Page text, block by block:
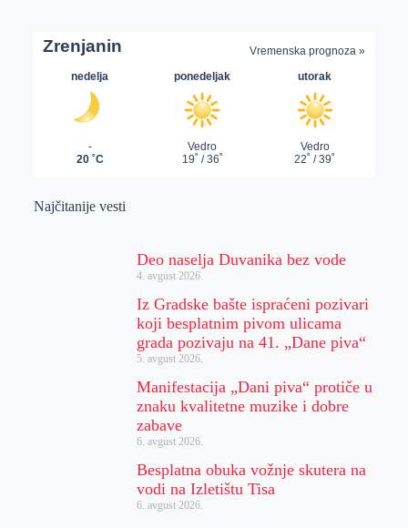
Najčitanije vesti
Deo naselja Duvanika bez vode
4. avgust 2026.
Iz Gradske bašte ispraćeni pozivari
koji besplatnim pivom ulicama
grada pozivaju na 41. „Dane piva“
5. avgust 2026.
Manifestacija „Dani piva“ protiče u
znaku kvalitetne muzike i dobre
zabave
6. avgust 2026.
Besplatna obuka vožnje skutera na
vodi na Izletištu Tisa
6. avgust 2026.